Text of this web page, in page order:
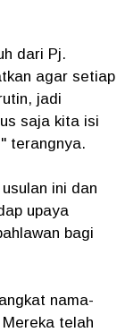
dari Pj.
agar setiap
jadi
saja kita isi
terangnya.
ini dan
upaya
bagi
nama-
telah